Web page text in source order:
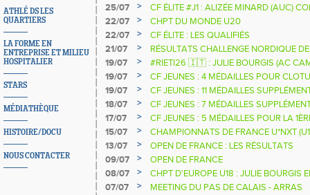
ATHLÉ DS LES
QUARTIERS
LA FORME EN
ENTREPRISE ET MILIEU
HOSPITALIER
STARS
MÉDIATHÈQUE
HISTOIRE/DOCU
NOUS CONTACTER
25/07
>
CF ÉLITE #J1 : ALIZÉE MINARD (AUC)
NATIONALE
22/07 >
CHPT DU MONDE U20
22/07
>
CF ÉLITE : LES QUALIFIÉS
21/07
>
RÉSULTATS CHALLENGE NORDIQUE
2025 2026
19/07 >
#RIETI26 🇮🇹 : JULIE BOURGIS (AC
D'EUROPE U18 DE LA PERCHE
19/07 >
CF JEUNES : 4 MÉDAILLES POUR
19/07
>
CF JEUNES : 11 MÉDAILLES
18/07
>
CF JEUNES : 7 MÉDAILLES
17/07
>
CF JEUNES : 5 MÉDAILLES POUR LA
15/07
>
CHAMPIONNATS DE FRANCE U*NXT
13/07
>
OPEN DE FRANCE : LES RÉSULTATS
09/07
>
OPEN DE FRANCE
08/07
>
CHPT D'EUROPE U18 : JULIE BOURGIS
07/07
> MEETING DU PAS DE CALAIS - ARRAS